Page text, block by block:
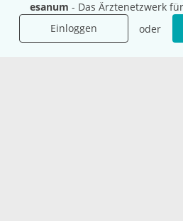
esanum - Das Ärztenetzwerk
Einloggen
oder
International
esanum.it